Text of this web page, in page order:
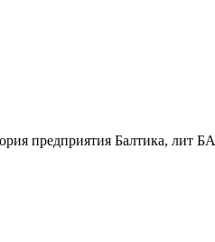
предприятия Балтика, лит БА